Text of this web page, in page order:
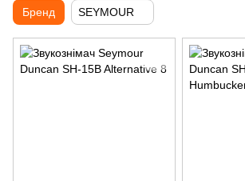
Бренд SEYMOUR